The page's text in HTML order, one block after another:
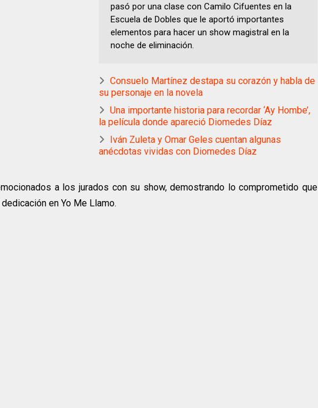
pasó por una clase con Camilo Cifuentes en la
Escuela de Dobles que le aportó importantes
elementos para hacer un show magistral en la
noche de eliminación.
Consuelo Martínez destapa su corazón y habla de
su personaje en la novela
Una importante historia para recordar ‘Ay Hombe’,
la película donde apareció Diomedes Díaz
Iván Zuleta y Omar Geles cuentan algunas
anécdotas vividas con Diomedes Díaz
a los jurados con su show, demostrando lo comprometido que
en Yo Me Llamo.